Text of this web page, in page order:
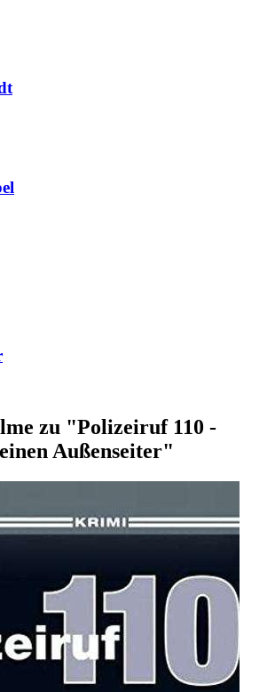
zu "Polizeiruf 110 -
Außenseiter"